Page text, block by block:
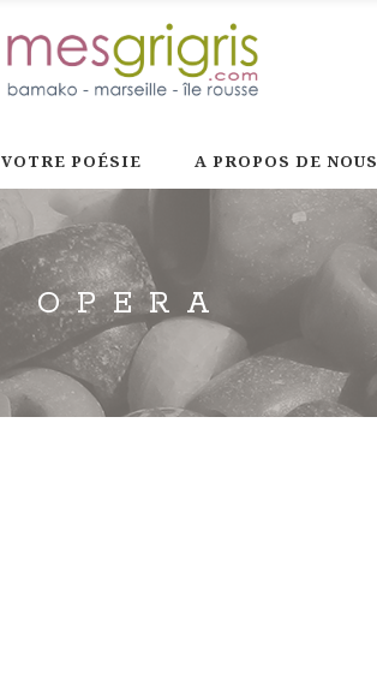
VOTRE POÉSIE A PROPOS DE NOUS
OPERA